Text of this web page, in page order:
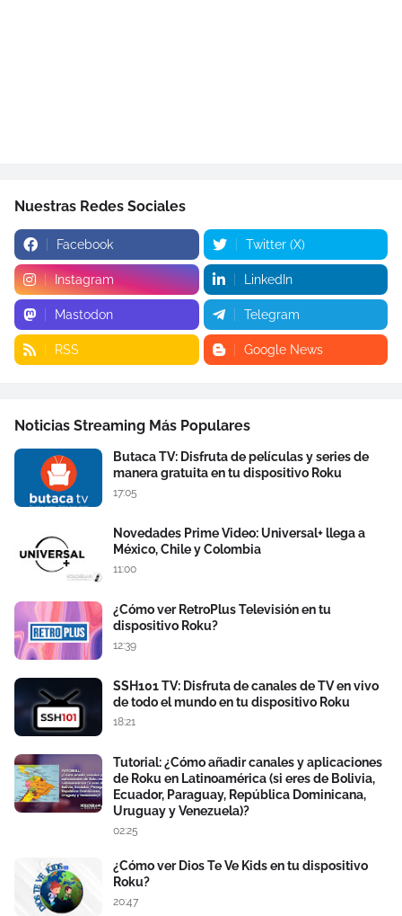
Nuestras Redes Sociales
Facebook Twitter (X)
Instagram LinkedIn
Mastodon Telegram
RSS Google News
Noticias Streaming Más Populares
Butaca TV: Disfruta de películas y series de
manera gratuita en tu dispositivo Roku
17:05
Novedades Prime Video: Universal+ llega a
México, Chile y Colombia
11:00
¿Cómo ver RetroPlus Televisión en tu
dispositivo Roku?
12:39
SSH101 TV: Disfruta de canales de TV en vivo
de todo el mundo en tu dispositivo Roku
18:21
Tutorial: ¿Cómo añadir canales y aplicaciones
de Roku en Latinoamérica (si eres de Bolivia,
Ecuador, Paraguay, República Dominicana,
Uruguay y Venezuela)?
02:25
¿Cómo ver Dios Te Ve Kids en tu dispositivo
Roku?
20:47